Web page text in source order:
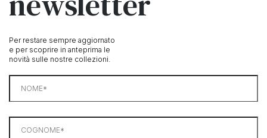
Per restare sempre aggiornato
e per scoprire in anteprima le
novità sulle nostre collezioni.